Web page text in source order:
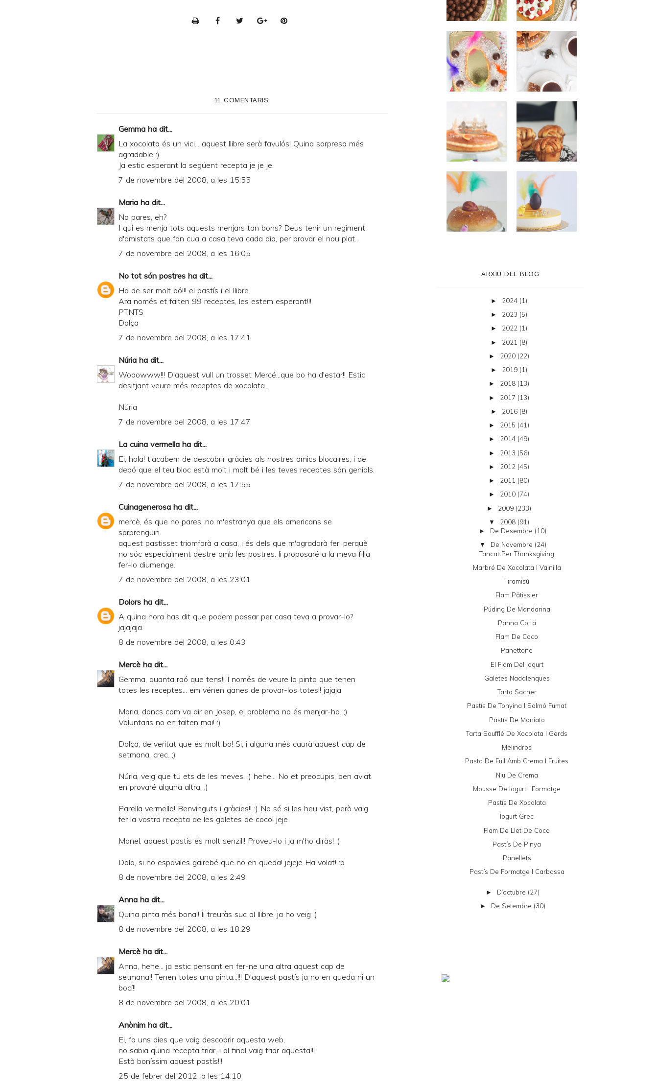
e
n
y
a
n
D
11 COMENTARIS:
Gemma ha dit...
La xocolata és un vici... aquest llibre serà favulós! Quina sorpresa més
agradable :)
Ja estic esperant la següent recepta je je je.
7 de novembre del 2008, a les 15:55
Maria ha dit...
No pares, eh?
I qui es menja tots aquests menjars tan bons? Deus tenir un regiment
d'amistats que fan cua a casa teva cada dia, per provar el nou plat..
7 de novembre del 2008, a les 16:05
No tot són postres ha dit...
Ha de ser molt bó!!! el pastís i el llibre.
Ara només et falten 99 receptes, les estem esperant!!!
PTNTS
Dolça
7 de novembre del 2008, a les 17:41
Núria ha dit...
Wooowww!!! D'aquest vull un trosset Mercé...que bo ha d'estar!! Estic
desitjant veure més receptes de xocolata...
Núria
7 de novembre del 2008, a les 17:47
La cuina vermella ha dit...
Ei, hola! t'acabem de descobrir gràcies als nostres amics blocaires, i de
debó que el teu bloc està molt i molt bé i les teves receptes són genials.
7 de novembre del 2008, a les 17:55
Cuinagenerosa ha dit...
mercè, és que no pares, no m'estranya que els americans se
sorprenguin.
aquest pastisset triomfarà a casa, i és dels que m'agradarà fer, perquè
no sóc especialment destre amb les postres. li proposaré a la meva filla
fer-lo diumenge.
7 de novembre del 2008, a les 23:01
Dolors ha dit...
A quina hora has dit que podem passar per casa teva a provar-lo?
jajajaja
8 de novembre del 2008, a les 0:43
Mercè ha dit...
Gemma, quanta raó que tens!! I només de veure la pinta que tenen
totes les receptes... em vénen ganes de provar-los totes!! jajaja
Maria, doncs com va dir en Josep, el problema no és menjar-ho. ;)
Voluntaris no en falten mai! :)
Dolça, de veritat que és molt bo! Si, i alguna més caurà aquest cap de
setmana, crec. ;)
Núria, veig que tu ets de les meves. :) hehe... No et preocupis, ben aviat
en provaré alguna altra. ;)
Parella vermella! Benvinguts i gràcies!! :) No sé si les heu vist, però vaig
fer la vostra recepta de les galetes de coco! jeje
Manel, aquest pastís és molt senzill! Proveu-lo i ja m'ho diràs! :)
Dolo, si no espaviles gairebé que no en queda! jejeje Ha volat! :p
8 de novembre del 2008, a les 2:49
Anna ha dit...
Quina pinta més bona!! li treuràs suc al llibre, ja ho veig ;)
8 de novembre del 2008, a les 18:29
Mercè ha dit...
Anna, hehe... ja estic pensant en fer-ne una altra aquest cap de
setmana!! Tenen totes una pinta...!!! D'aquest pastís ja no en queda ni un
bocí!!
8 de novembre del 2008, a les 20:01
Anònim ha dit...
Ei, fa uns dies que vaig descobrir aquesta web,
no sabia quina recepta triar, i al final vaig triar aquesta!!!
Està boníssim aquest pastís!!!
25 de febrer del 2012, a les 14:10
ARXIU DEL BLOG
► 2024 (1)
► 2023 (5)
► 2022 (1)
► 2021 (8)
► 2020 (22)
► 2019 (1)
► 2018 (13)
► 2017 (13)
► 2016 (8)
► 2015 (41)
► 2014 (49)
► 2013 (56)
► 2012 (45)
► 2011 (80)
► 2010 (74)
► 2009 (233)
▼ 2008 (91)
► De Desembre (10)
▼ De Novembre (24)
Tancat Per Thanksgiving
Marbré De Xocolata I Vainilla
Tiramisú
Flam Pâtissier
Púding De Mandarina
Panna Cotta
Flam De Coco
Panettone
El Flam Del Iogurt
Galetes Nadalenques
Tarta Sacher
Pastís De Tonyina I Salmó Fumat
Pastís De Moniato
Tarta Soufflé De Xocolata I Gerds
Melindros
Pasta De Full Amb Crema I Fruites
Niu De Crema
Mousse De Iogurt I Formatge
Pastís De Xocolata
Iogurt Grec
Flam De Llet De Coco
Pastís De Pinya
Panellets
Pastís De Formatge I Carbassa
► D’octubre (27)
► De Setembre (30)